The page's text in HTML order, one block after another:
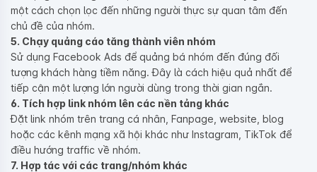
một cách chọn lọc đến những người thực sự quan tâm đến
chủ đề của nhóm.
5. Chạy quảng cáo tăng thành viên nhóm
Sử dụng Facebook Ads để quảng bá nhóm đến đúng đối
tượng khách hàng tiềm năng. Đây là cách hiệu quả nhất để
tiếp cận một lượng lớn người dùng trong thời gian ngắn.
6. Tích hợp link nhóm lên các nền tảng khác
Đặt link nhóm trên trang cá nhân, Fanpage, website, blog
hoặc các kênh mạng xã hội khác như Instagram, TikTok để
điều hướng traffic về nhóm.
7. Hợp tác với các trang/nhóm khác